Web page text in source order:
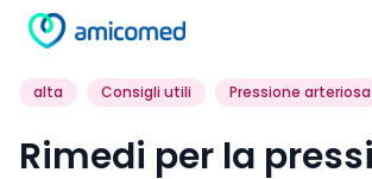
alta Consigli utili Pressione arteriosa
Rimedi per la